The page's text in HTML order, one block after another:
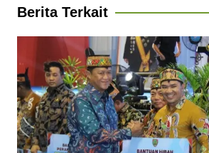
p
p
o
k
a
m
e
r
i
e
n
d
l
y
Berita Terkait